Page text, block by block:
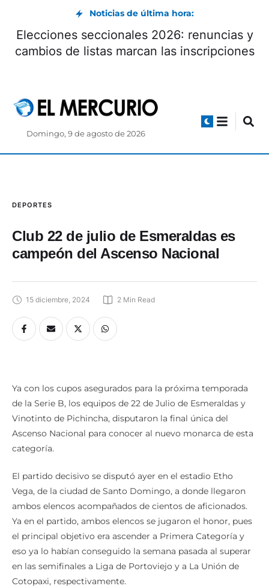
Noticias de última hora:
Elecciones seccionales 2026: renuncias y
cambios de listas marcan las inscripciones
Domingo, 9 de agosto de 2026
DEPORTES
Club 22 de julio de Esmeraldas es
campeón del Ascenso Nacional
15 diciembre, 2024 2 Min Read
Ya con los cupos asegurados para la próxima temporada
de la Serie B, los equipos de 22 de Julio de Esmeraldas y
Vinotinto de Pichincha, disputaron la final única del
Ascenso Nacional para conocer al nuevo monarca de esta
categoría.
El partido decisivo se disputó ayer en el estadio Etho
Vega, de la ciudad de Santo Domingo, a donde llegaron
ambos elencos acompañados de cientos de aficionados.
Ya en el partido, ambos elencos se jugaron el honor, pues
el principal objetivo era ascender a Primera Categoría y
eso ya lo habían conseguido la semana pasada al superar
en las semifinales a Liga de Portoviejo y a La Unión de
Cotopaxi, respectivamente.